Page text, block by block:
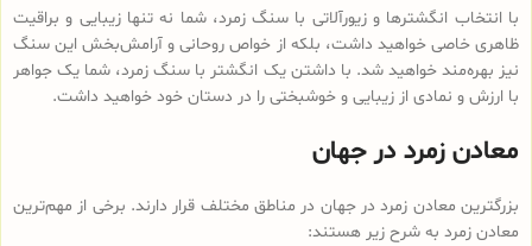
با انتخاب انگشترها و زیورآلاتی با سنگ زمرد، شما نه تنها زیبایی و براقیت
ظاهری خاصی خواهید داشت، بلکه از خواص روحانی و آرامش‌بخش این سنگ
نیز بهره‌مند خواهید شد. با داشتن یک انگشتر با سنگ زمرد، شما یک جواهر
با ارزش و نمادی از زیبایی و خوشبختی را در دستان خود خواهید داشت.
معادن زمرد در جهان
بزرگترین معادن زمرد در جهان در مناطق مختلف قرار دارند. برخی از مهم‌ترین
معادن زمرد به شرح زیر هستند: